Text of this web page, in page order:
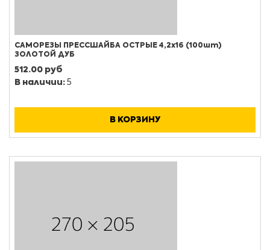
САМОРЕЗЫ ПРЕССШАЙБА ОСТРЫЕ 4,2х16 (100шт)
ЗОЛОТОЙ ДУБ
512.00 руб
В наличии: 5
В КОРЗИНУ